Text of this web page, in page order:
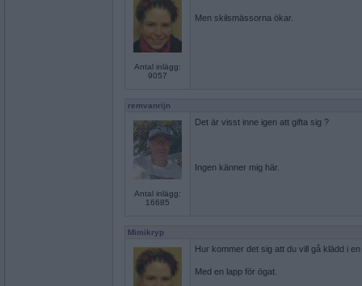
Antal inlägg:
9057
Men skilsmässorna ökar.
remvanrijn
Antal inlägg:
16685
Det är visst inne igen att gifta sig ?
Ingen känner mig här.
Mimikryp
Hur kommer det sig att du vill gå klädd i
Med en lapp för ögat.